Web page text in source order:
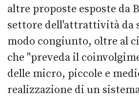
altre proposte esposte da
settore dell'attrattività da
modo congiunto, oltre al
che "preveda il
delle micro, piccole e
realizzazione di un